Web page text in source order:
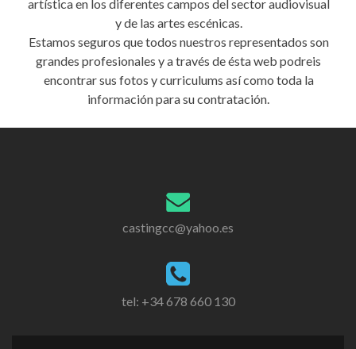
artística en los diferentes campos del sector audiovisual
y de las artes escénicas.
Estamos seguros que todos nuestros representados son
grandes profesionales y a través de ésta web podreis
encontrar sus fotos y curriculums así como toda la
información para su contratación.
castingcc@yahoo.es
tel: +34 678 660 130